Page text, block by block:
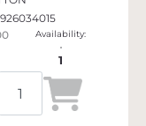
Availability:
1
Quantità